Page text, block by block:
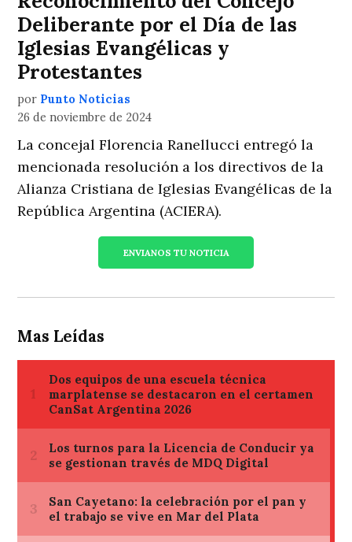
Deliberante por el Día de las
Iglesias Evangélicas y
Protestantes
por Punto Noticias
26 de noviembre de 2024
La concejal Florencia Ranellucci entregó la
mencionada resolución a los directivos de la
Alianza Cristiana de Iglesias Evangélicas de la
República Argentina (ACIERA).
ENVIANOS TU NOTICIA
Mas Leídas